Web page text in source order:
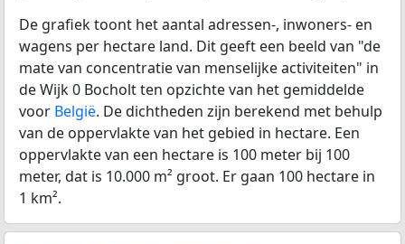
De grafiek toont het aantal adressen-, inwoners- en
wagens per hectare land. Dit geeft een beeld van "de
mate van concentratie van menselijke activiteiten" in
de Wijk 0 Bocholt ten opzichte van het gemiddelde
voor België. De dichtheden zijn berekend met behulp
van de oppervlakte van het gebied in hectare. Een
oppervlakte van een hectare is 100 meter bij 100
meter, dat is 10.000 m² groot. Er gaan 100 hectare in
1 km².